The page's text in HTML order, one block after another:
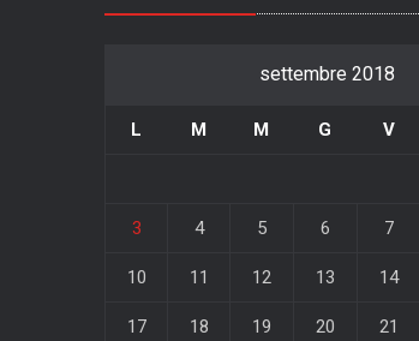
settembre 2018
L M M G V
3 4 5 6 7
10 11 12 13 14
17 18 19 20 21